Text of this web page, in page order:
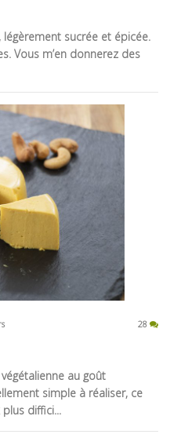
légèrement sucrée et épicée.
Vous m’en donnerez des
28
au goût
simple à réaliser, ce
diffici...